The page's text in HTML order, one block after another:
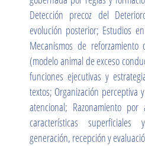
Detección precoz del
evolución posterior; Estudios
Mecanismos de
(modelo animal de exceso
funciones ejecutivas y
textos; Organización perceptiva
atencional; Razonamiento
características
generación, recepción y